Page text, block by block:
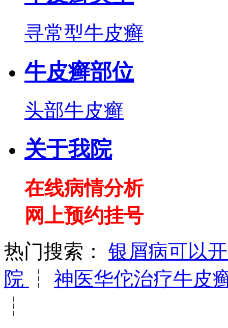
寻常型牛皮癣
牛皮癣部位
头部牛皮癣
关于我院
在线病情分析
网上预约挂号
热门搜索：
银屑病可以
院
┆ 神医华佗治疗牛皮
┆